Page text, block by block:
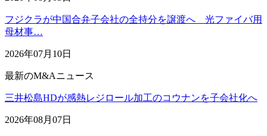
フジクラが中国合弁子会社の全持分を譲渡へ 光ファイバ用
母材事…
2026年07月10日
最新のM&Aニュース
三井松島HDが感熱レジロール加工のコウナンを子会社化へ
2026年08月07日